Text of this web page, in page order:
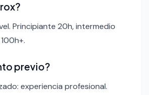
Principiante 20h, intermedio
previo?
experiencia profesional.